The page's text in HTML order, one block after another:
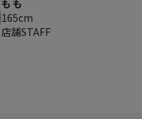
もも
165cm
店舗STAFF